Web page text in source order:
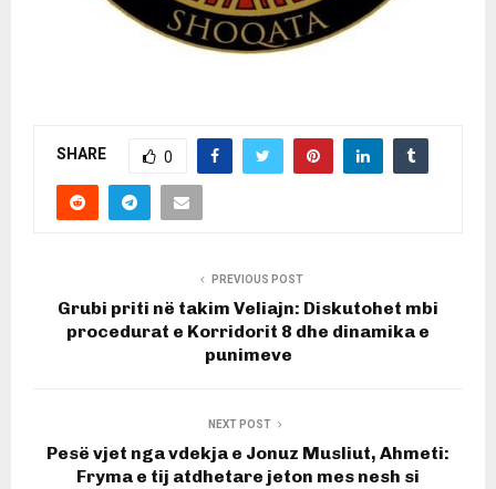
SHARE 0
PREVIOUS POST
Grubi priti në takim Veliajn: Diskutohet mbi
procedurat e Korridorit 8 dhe dinamika e
punimeve
NEXT POST
Pesë vjet nga vdekja e Jonuz Musliut, Ahmeti:
Fryma e tij atdhetare jeton mes nesh si